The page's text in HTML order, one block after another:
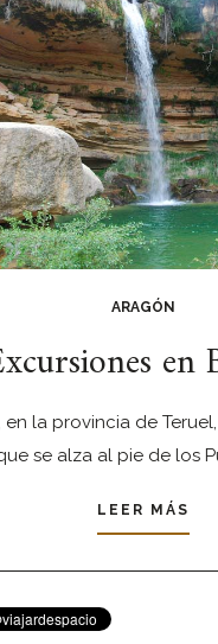
ARAGÓN
en
en la provincia de
se alza al pie de los
LEER MÁS